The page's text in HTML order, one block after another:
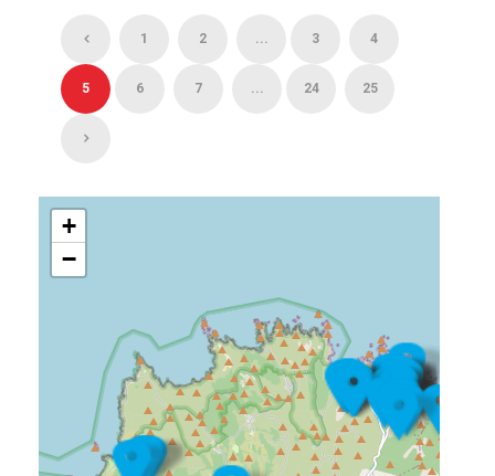
1 2 ... 3 4
5 6 7 ... 24 25
+
−